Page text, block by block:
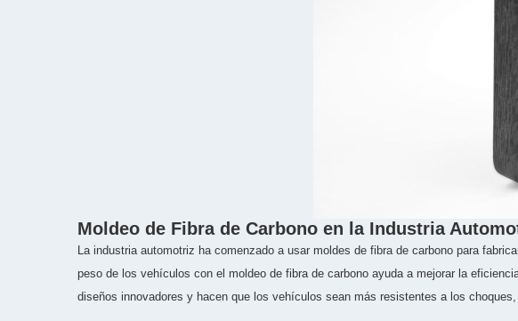
Moldeo de Fibra de Carbono en la Industria
La industria automotriz ha comenzado a usar moldes de fibra de carbono para
peso de los vehículos con el moldeo de fibra de carbono ayuda a mejorar la
diseños innovadores y hacen que los vehículos sean más resistentes a los